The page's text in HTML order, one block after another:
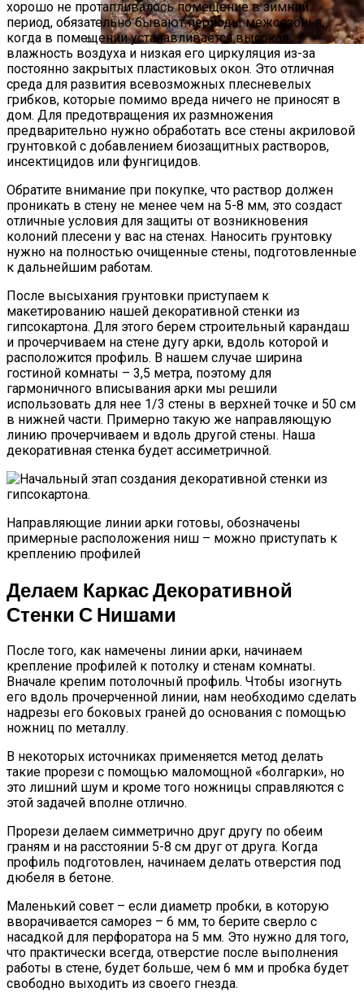
Стратификация Семян
хорошо не протапливалось помещение в зимний
период, обязательно бывают периоды межсезонья,
когда в помещении устанавливается высокая
влажность воздуха и низкая его циркуляция из-за
постоянно закрытых пластиковых окон. Это отличная
среда для развития всевозможных плесневелых
грибков, которые помимо вреда ничего не приносят в
дом. Для предотвращения их размножения
предварительно нужно обработать все стены акриловой
грунтовкой с добавлением биозащитных растворов,
инсектицидов или фунгицидов.
Обратите внимание при покупке, что раствор должен
проникать в стену не менее чем на 5-8 мм, это создаст
отличные условия для защиты от возникновения
колоний плесени у вас на стенах. Наносить грунтовку
нужно на полностью очищенные стены, подготовленные
к дальнейшим работам.
После высыхания грунтовки приступаем к
макетированию нашей декоративной стенки из
гипсокартона. Для этого берем строительный карандаш
и прочерчиваем на стене дугу арки, вдоль которой и
расположится профиль. В нашем случае ширина
гостиной комнаты – 3,5 метра, поэтому для
гармоничного вписывания арки мы решили
использовать для нее 1/3 стены в верхней точке и 50 см
в нижней части. Примерно такую же направляющую
линию прочерчиваем и вдоль другой стены. Наша
декоративная стенка будет ассиметричной.
Направляющие линии арки готовы, обозначены
примерные расположения ниш – можно приступать к
креплению профилей
Делаем Каркас Декоративной
Стенки С Нишами
После того, как намечены линии арки, начинаем
крепление профилей к потолку и стенам комнаты.
Вначале крепим потолочный профиль. Чтобы изогнуть
его вдоль прочерченной линии, нам необходимо сделать
надрезы его боковых граней до основания с помощью
ножниц по металлу.
В некоторых источниках применяется метод делать
такие прорези с помощью маломощной «болгарки», но
это лишний шум и кроме того ножницы справляются с
этой задачей вполне отлично.
Прорези делаем симметрично друг другу по обеим
граням и на расстоянии 5-8 см друг от друга. Когда
профиль подготовлен, начинаем делать отверстия под
дюбеля в бетоне.
Маленький совет – если диаметр пробки, в которую
вворачивается саморез – 6 мм, то берите сверло с
насадкой для перфоратора на 5 мм. Это нужно для того,
что практически всегда, отверстие после выполнения
работы в стене, будет больше, чем 6 мм и пробка будет
свободно выходить из своего гнезда.